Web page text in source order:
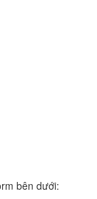
bên dưới: